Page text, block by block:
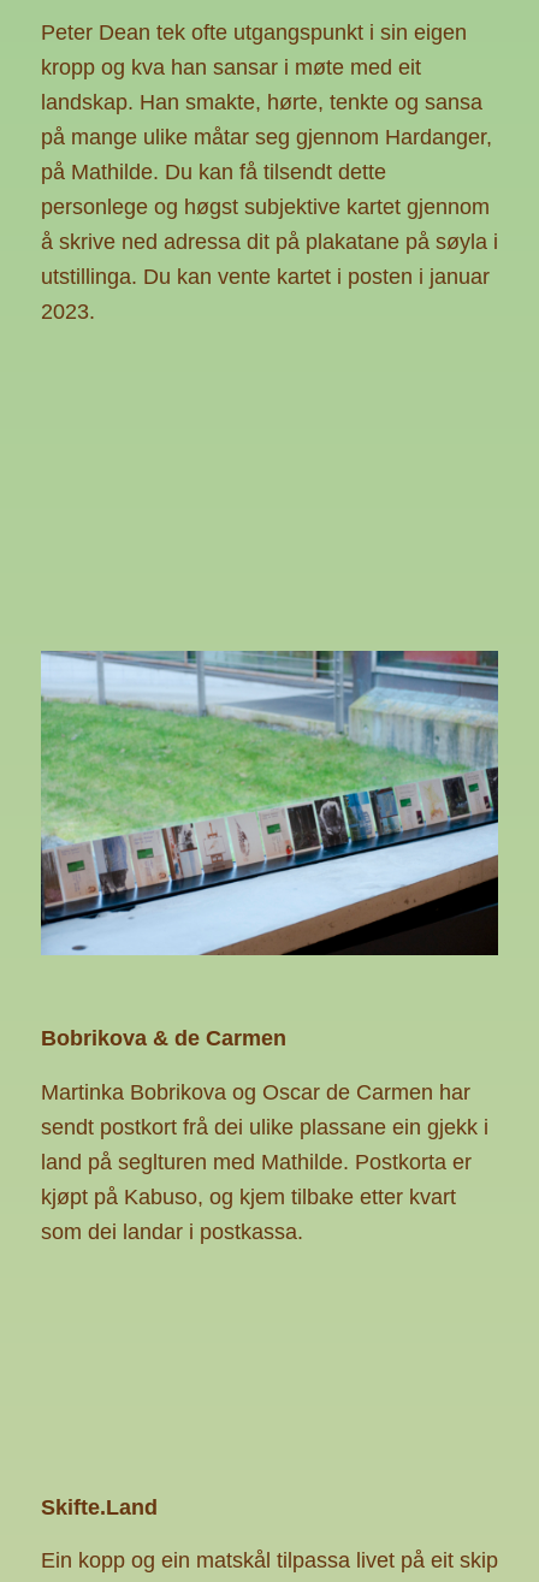
Peter Dean tek ofte utgangspunkt i sin eigen
kropp og kva han sansar i møte med eit
landskap. Han smakte, hørte, tenkte og sansa
på mange ulike måtar seg gjennom Hardanger,
på Mathilde. Du kan få tilsendt dette
personlege og høgst subjektive kartet gjennom
å skrive ned adressa dit på plakatane på søyla i
utstillinga. Du kan vente kartet i posten i januar
2023.
Bobrikova & de Carmen
Martinka Bobrikova og Oscar de Carmen har
sendt postkort frå dei ulike plassane ein gjekk i
land på seglturen med Mathilde. Postkorta er
kjøpt på Kabuso, og kjem tilbake etter kvart
som dei landar i postkassa.
Skifte.Land
Ein kopp og ein matskål tilpassa livet på eit skip